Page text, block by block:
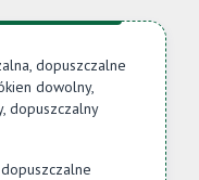
dopuszczalne
dowolny,
dopuszczalny